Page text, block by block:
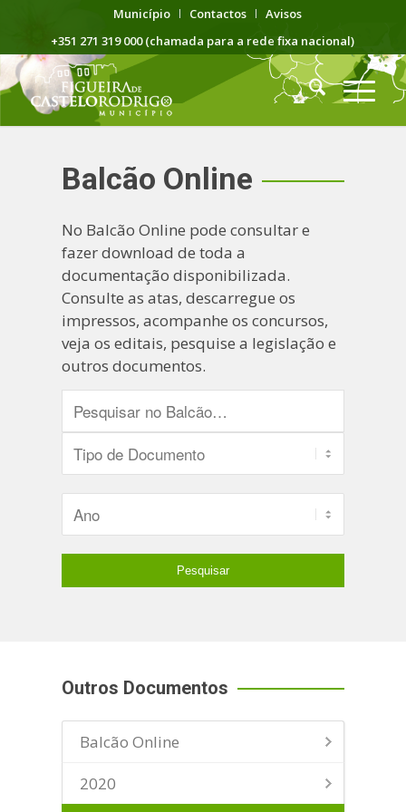
Município Contactos
Avisos
+351 271 319 000 (chamada para a rede fixa nacional)
Balcão Online
No Balcão Online pode consultar e
fazer download de toda a
documentação disponibilizada.
Consulte as atas, descarregue os
impressos, acompanhe os concursos,
veja os editais, pesquise a legislação e
outros documentos.
Outros Documentos
Balcão Online
2020